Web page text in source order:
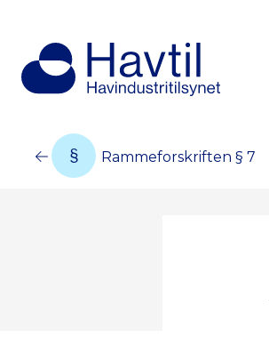
Rammeforskriften § 7